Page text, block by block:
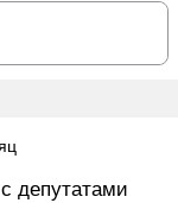
депутатами